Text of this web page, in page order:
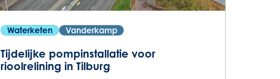
Waterketen Vanderkamp
Tijdelijke pompinstallatie voor
rioolrelining in Tilburg